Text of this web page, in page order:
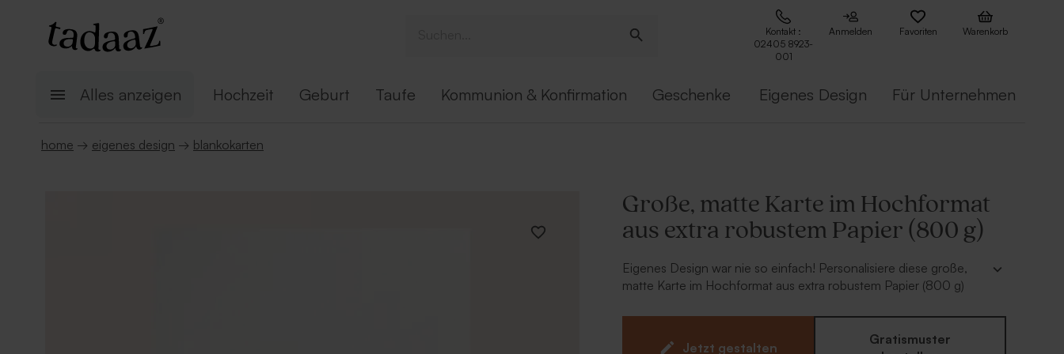
Kontakt :
02405 8923-
001
Anmelden Favoriten Warenkorb
Alles anzeigen Hochzeit Geburt Taufe Kommunion & Konfirmation Geschenke Eigenes Design Für Unternehmen
home → eigenes design → blankokarten
Große, matte Karte im Hochformat
aus extra robustem Papier (800 g)
Eigenes Design war nie so einfach! Personalisiere diese große,
matte Karte im Hochformat aus extra robustem Papier (800 g)
jede Feierlichkeit. Füge dein eigenes Design hinzu, bestelle ein
Muster und lässt dich von dieser einzigartigen Karte verzaubern.
Jetzt gestalten
Gratismuster